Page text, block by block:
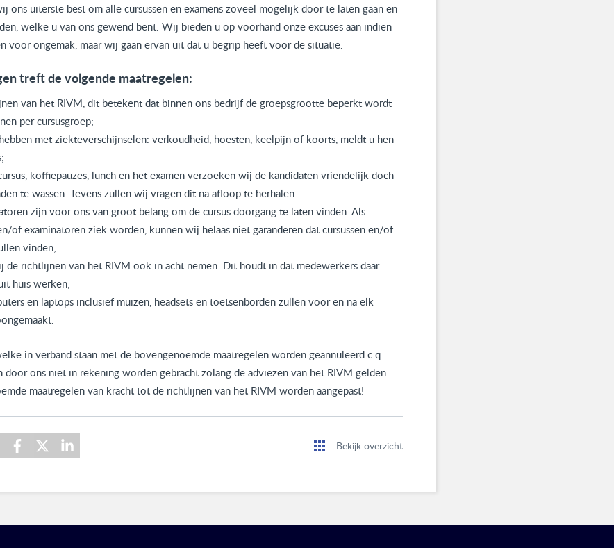
ons uiterste best om alle cursussen en examens zoveel mogelijk door te laten gaan en
welke u van ons gewend bent. Wij bieden u op voorhand onze excuses aan indien
voor ongemak, maar wij gaan ervan uit dat u begrip heeft voor de situatie.
treft de volgende maatregelen:
van het RIVM, dit betekent dat binnen ons bedrijf de groepsgrootte beperkt wordt
per cursusgroep;
met ziekteverschijnselen: verkoudheid, hoesten, keelpijn of koorts, meldt u hen
koffiepauzes, lunch en het examen verzoeken wij de kandidaten vriendelijk doch
te wassen. Tevens zullen wij vragen dit na afloop te herhalen.
zijn voor ons van groot belang om de cursus doorgang te laten vinden. Als
of examinatoren ziek worden, kunnen wij helaas niet garanderen dat cursussen en/of
vinden;
richtlijnen van het RIVM ook in acht nemen. Dit houdt in dat medewerkers daar
huis werken;
en laptops inclusief muizen, headsets en toetsenborden zullen voor en na elk
in verband staan met de bovengenoemde maatregelen worden geannuleerd c.q.
door ons niet in rekening worden gebracht zolang de adviezen van het RIVM gelden.
maatregelen van kracht tot de richtlijnen van het RIVM worden aangepast!
Bekijk overzicht